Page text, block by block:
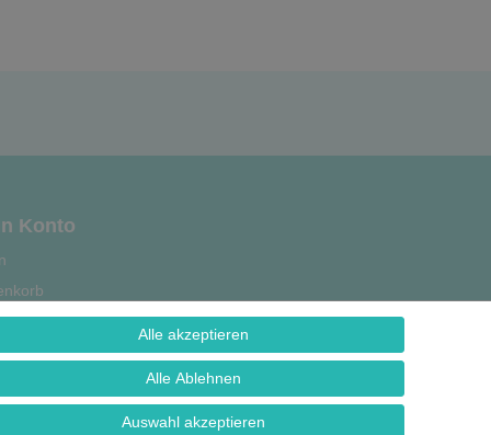
Alle akzeptieren
Alle Ablehnen
Auswahl akzeptieren
Konto